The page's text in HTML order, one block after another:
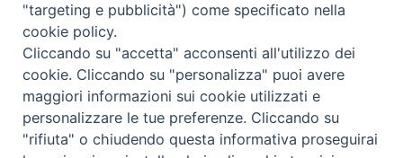
_____________________________________________________
_____________________________
DIOCESI DI FANO FOSSOMBRONE CAGLI PERGOLA | Via Roma,
118 - 61032 FANO (PU) |
Tel. 0721 803737 o 826044 | Cod. Fiscale 90003900413
Note legali| Privacy
"targeting e pubblicità") come specificato nella
cookie policy.
Cliccando su "accetta" acconsenti all'utilizzo dei
cookie. Cliccando su "personalizza" puoi avere
maggiori informazioni sui cookie utilizzati e
personalizzare le tue preferenze. Cliccando su
"rifiuta" o chiudendo questa informativa proseguirai